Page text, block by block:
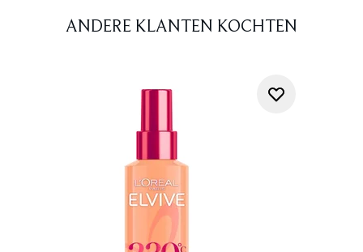
ANDERE KLANTEN KOCHTEN